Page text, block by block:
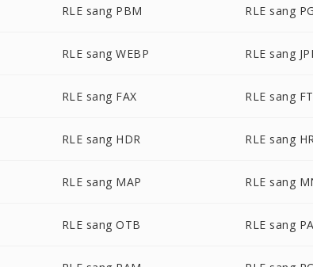
RLE sang PBM RLE sang
RLE sang WEBP RLE sang
RLE sang FAX RLE sang
RLE sang HDR RLE sang
RLE sang MAP RLE sang
RLE sang OTB RLE sang